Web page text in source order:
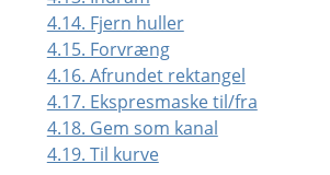
4.14. Fjern huller
4.15. Forvræng
4.16. Afrundet rektangel
4.17. Ekspresmaske til/fra
4.18. Gem som kanal
4.19. Til kurve